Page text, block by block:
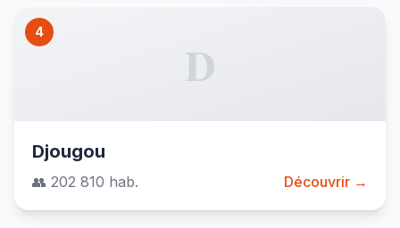
4
D
Djougou
👥 202 810 hab. Découvrir →